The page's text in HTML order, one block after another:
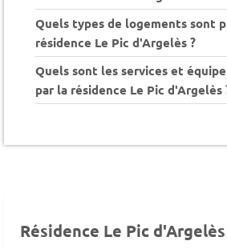
Quels types de logements sont
résidence Le Pic d'Argelès ?
Quels sont les services et
par la résidence Le Pic d'Argelès
Résidence Le Pic d'Argelès